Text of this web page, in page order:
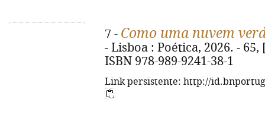
7 - Como uma nuvem
- Lisboa : Poética, 2026. -
ISBN 978-989-9241-38-1
Link persistente: http://